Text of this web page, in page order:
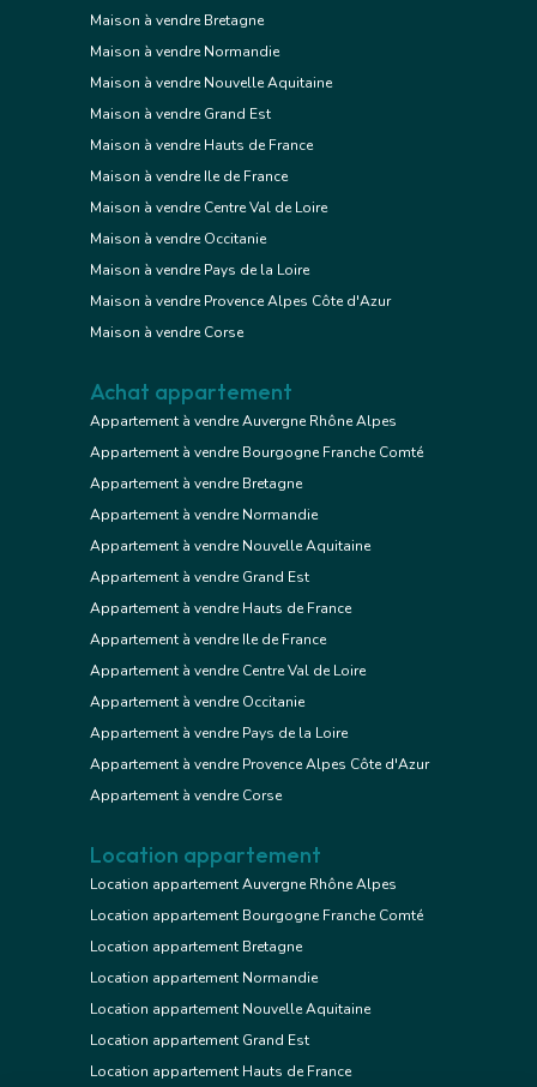
Maison à vendre Bretagne
Maison à vendre Normandie
Maison à vendre Nouvelle Aquitaine
Maison à vendre Grand Est
Maison à vendre Hauts de France
Maison à vendre Ile de France
Maison à vendre Centre Val de Loire
Maison à vendre Occitanie
Maison à vendre Pays de la Loire
Maison à vendre Provence Alpes Côte d'Azur
Maison à vendre Corse
Achat appartement
Appartement à vendre Auvergne Rhône Alpes
Appartement à vendre Bourgogne Franche Comté
Appartement à vendre Bretagne
Appartement à vendre Normandie
Appartement à vendre Nouvelle Aquitaine
Appartement à vendre Grand Est
Appartement à vendre Hauts de France
Appartement à vendre Ile de France
Appartement à vendre Centre Val de Loire
Appartement à vendre Occitanie
Appartement à vendre Pays de la Loire
Appartement à vendre Provence Alpes Côte d'Azur
Appartement à vendre Corse
Location appartement
Location appartement Auvergne Rhône Alpes
Location appartement Bourgogne Franche Comté
Location appartement Bretagne
Location appartement Normandie
Location appartement Nouvelle Aquitaine
Location appartement Grand Est
Location appartement Hauts de France